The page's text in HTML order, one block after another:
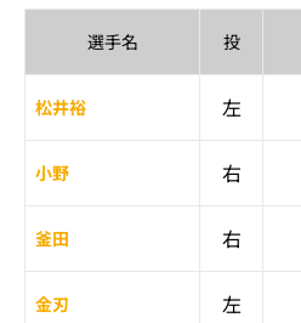
選手名 投
松井裕 左
小野 右
釜田 右
金刃 左